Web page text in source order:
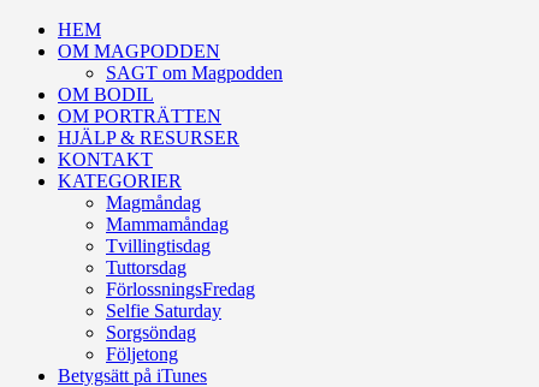
HEM
OM MAGPODDEN
SAGT om Magpodden
OM BODIL
OM PORTRÄTTEN
HJÄLP & RESURSER
KONTAKT
KATEGORIER
Magmåndag
Mammamåndag
Tvillingtisdag
Tuttorsdag
FörlossningsFredag
Selfie Saturday
Sorgsöndag
Följetong
Betygsätt på iTunes